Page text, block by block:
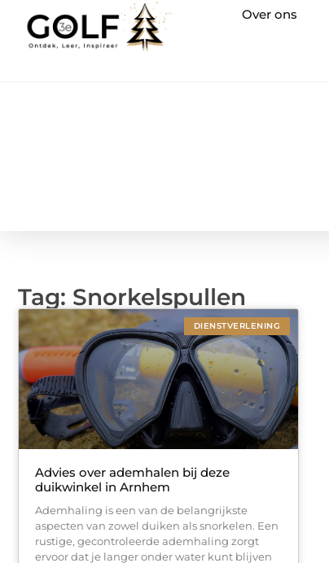
Over ons
Tag: Snorkelspullen
DIENSTVERLENING
Advies over ademhalen bij deze
duikwinkel in Arnhem
Ademhaling is een van de belangrijkste
aspecten van zowel duiken als snorkelen. Een
rustige, gecontroleerde ademhaling zorgt
ervoor dat je langer onder water kunt blijven